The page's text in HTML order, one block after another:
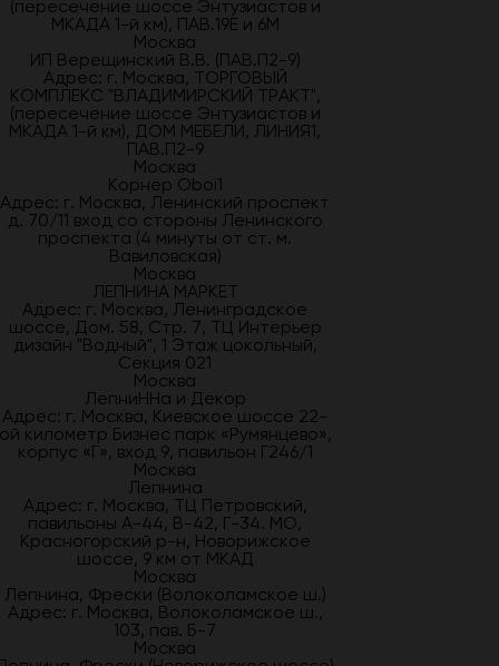
(пересечение шоссе Энтузиастов и
МКАДА 1-й км), ПАВ.19Е и 6М
Москва
ИП Верещинский В.В. (ПАВ.П2-9)
Адрес: г. Москва, ТОРГОВЫЙ
КОМПЛЕКС "ВЛАДИМИРСКИЙ ТРАКТ",
(пересечение шоссе Энтузиастов и
МКАДА 1-й км), ДОМ МЕБЕЛИ, ЛИНИЯ1,
ПАВ.П2-9
Москва
Корнер Oboi1
Адрес: г. Москва, Ленинский проспект
д. 70/11 вход со стороны Ленинского
проспекта (4 минуты от ст. м.
Вавиловская)
Москва
ЛЕПНИНА МАРКЕТ
Адрес: г. Москва, Ленинградское
шоссе, Дом. 58, Стр. 7, ТЦ Интерьер
дизайн "Водный", 1 Этаж цокольный,
Секция 021
Москва
ЛепниННа и Декор
Адрес: г. Москва, Киевское шоссе 22-
километр Бизнес парк «Румянцево»,
корпус «Г», вход 9, павильон Г246/1
Москва
Лепнина
Адрес: г. Москва, ТЦ Петровский,
павильоны А-44, В-42, Г-34. МО,
Красногорский р-н, Новорижское
шоссе, 9 км от МКАД
Москва
Лепнина, Фрески (Волоколамское ш.)
Адрес: г. Москва, Волоколамское ш.,
103, пав. Б-7
Москва